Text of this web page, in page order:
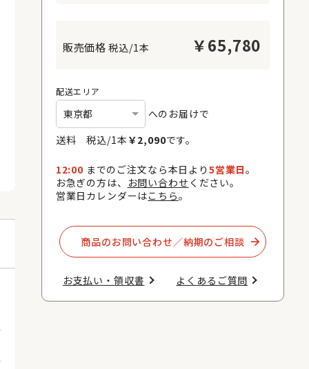
税込/1本 ￥65,780
配送エリア
へのお届けで
送料 税込/1本 ￥2,090です。
12:00 までのご注文なら本日より 5営業日。
お急ぎの方は、
お問い合わせ ください。
営業日カレンダーはこちら。
商品のお問い合わせ／納期のご相談​
お支払い・領収書​ よくあるご質問​